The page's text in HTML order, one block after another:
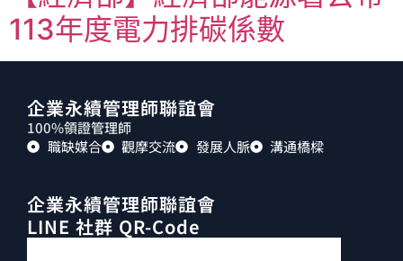
113年度電力排碳係數
企業永續管理師聯誼會
100%領證管理師
職缺媒合
觀摩交流 發展人脈 溝通橋樑
企業永續管理師聯誼會
LINE 社群 QR-Code